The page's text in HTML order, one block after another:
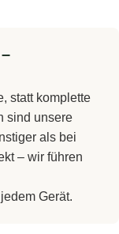
statt komplette
sind unsere
als bei
– wir führen
Gerät.